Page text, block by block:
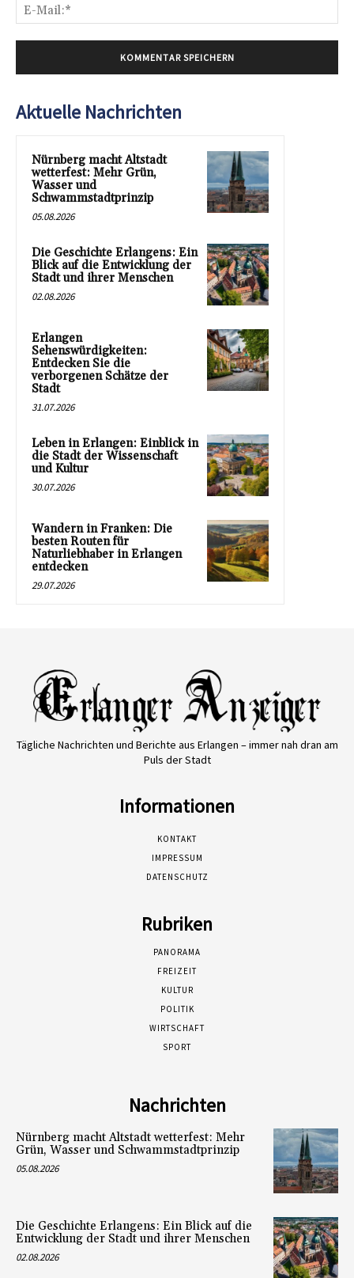
Aktuelle Nachrichten
Nürnberg macht Altstadt
wetterfest: Mehr Grün,
Wasser und
Schwammstadtprinzip
05.08.2026
Die Geschichte Erlangens: Ein
Blick auf die Entwicklung der
Stadt und ihrer Menschen
02.08.2026
Erlangen
Sehenswürdigkeiten:
Entdecken Sie die
verborgenen Schätze der
Stadt
31.07.2026
Leben in Erlangen: Einblick in
die Stadt der Wissenschaft
und Kultur
30.07.2026
Wandern in Franken: Die
besten Routen für
Naturliebhaber in Erlangen
entdecken
29.07.2026
Tägliche Nachrichten und Berichte aus Erlangen – immer nah dran am
Puls der Stadt
Informationen
KONTAKT
IMPRESSUM
DATENSCHUTZ
Rubriken
PANORAMA
FREIZEIT
KULTUR
POLITIK
WIRTSCHAFT
SPORT
Nachrichten
Nürnberg macht Altstadt wetterfest: Mehr
Grün, Wasser und Schwammstadtprinzip
05.08.2026
Die Geschichte Erlangens: Ein Blick auf die
Entwicklung der Stadt und ihrer Menschen
02.08.2026